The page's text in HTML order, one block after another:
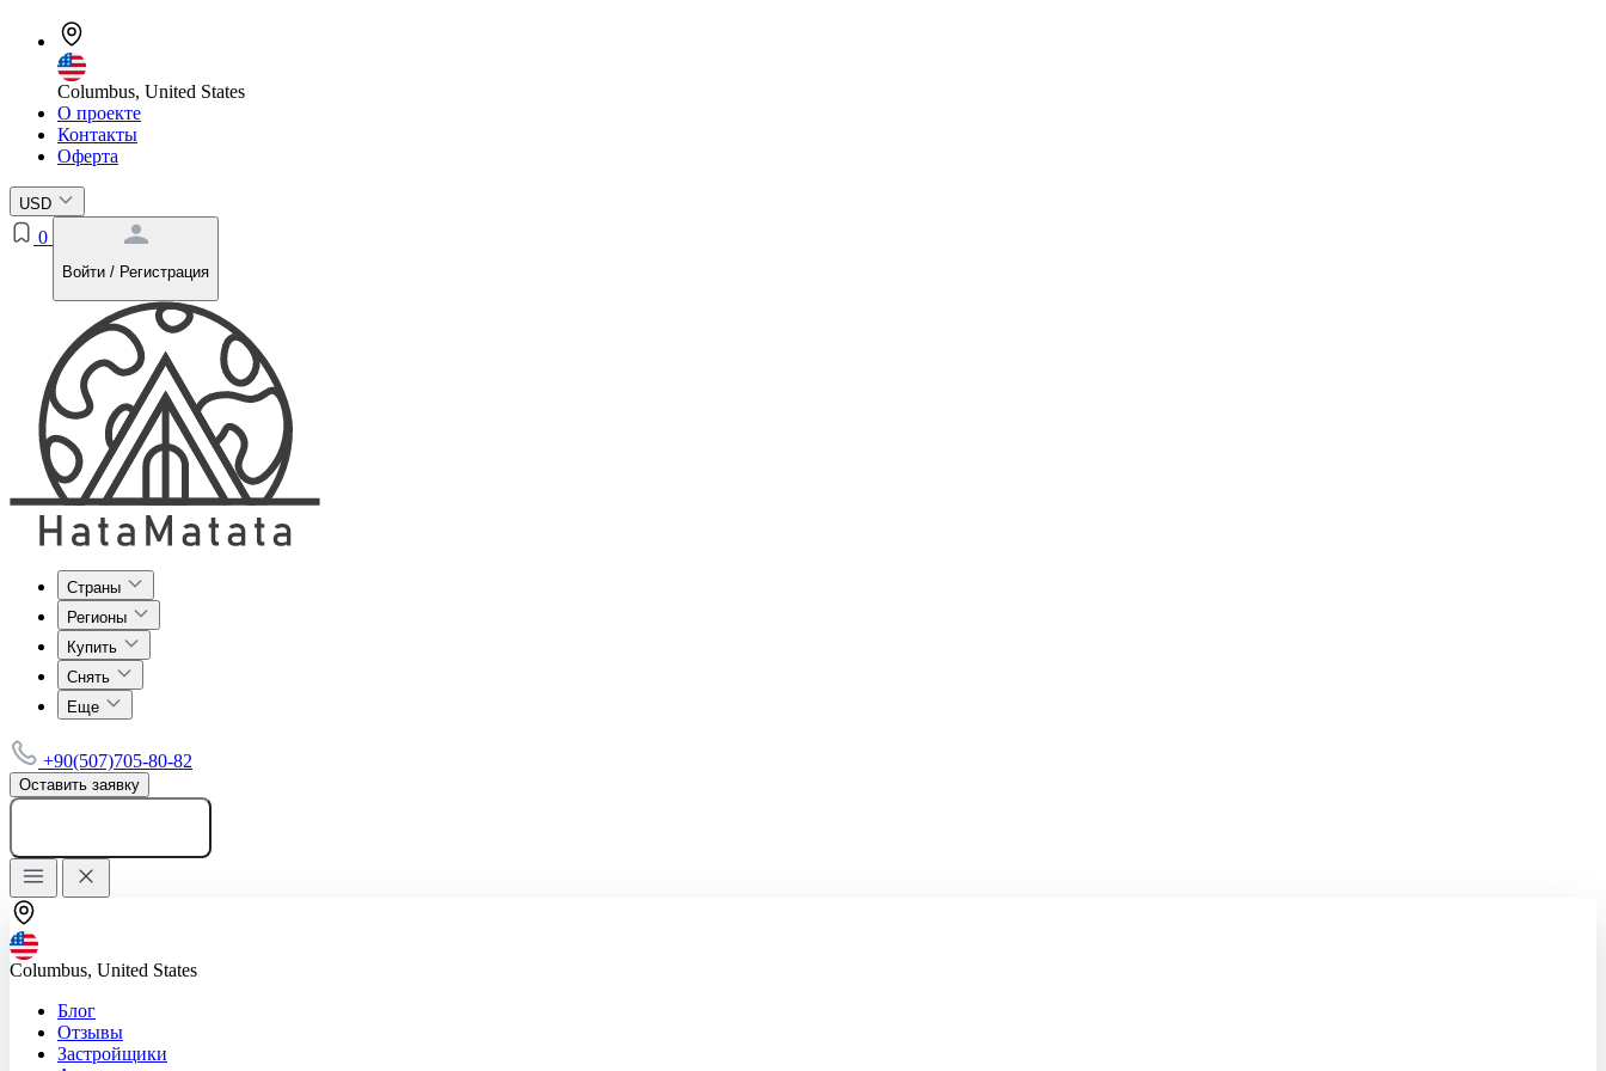
Columbus, United States
О проекте
Контакты
Оферта
USD
0
Войти / Регистрация
Страны
Регионы
Купить
Снять
Еще
+90(507)705-80-82
Оставить заявку
Columbus, United States
Блог
Отзывы
Застройщики